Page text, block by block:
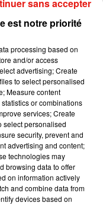
Interrogé pour
de tous
que cela était
qu'on va décider au
»
d'avoir des
à des
2020
est notre priorité
processing based on
and/or access
advertising; Create
to select personalised
Measure content
or combinations
services; Create
select personalised
security, prevent and
advertising and content;
technologies may
browsing data to offer
on information actively
and combine data from
devices based on
sans accepter